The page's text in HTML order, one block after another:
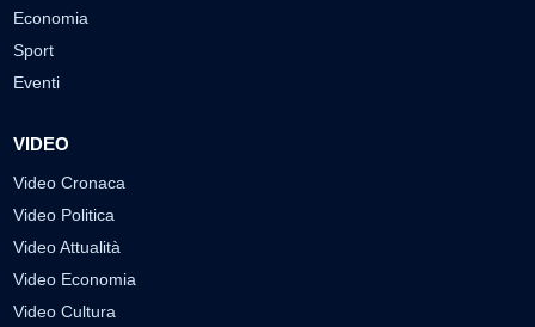
Economia
Sport
Eventi
VIDEO
Video Cronaca
Video Politica
Video Attualità
Video Economia
Video Cultura